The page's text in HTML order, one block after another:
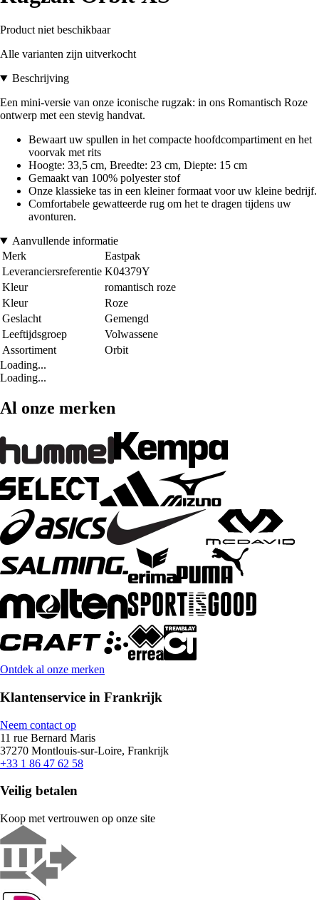
Product niet beschikbaar
Alle varianten zijn uitverkocht
Beschrijving
Een mini-versie van onze iconische rugzak: in ons Romantisch Roze
ontwerp met een stevig handvat.
Bewaart uw spullen in het compacte hoofdcompartiment en het
voorvak met rits
Hoogte: 33,5 cm, Breedte: 23 cm, Diepte: 15 cm
Gemaakt van 100% polyester stof
Onze klassieke tas in een kleiner formaat voor uw kleine bedrijf.
Comfortabele gewatteerde rug om het te dragen tijdens uw
avonturen.
Aanvullende informatie
Merk
Eastpak
Leveranciersreferentie K04379Y
Kleur
romantisch roze
Kleur
Roze
Geslacht
Gemengd
Leeftijdsgroep
Volwassene
Assortiment
Orbit
Loading...
Loading...
Al onze merken
Ontdek al onze merken
Klantenservice in Frankrijk
Neem contact op
11 rue Bernard Maris
37270 Montlouis-sur-Loire, Frankrijk
+33 1 86 47 62 58
Veilig betalen
Koop met vertrouwen op onze site